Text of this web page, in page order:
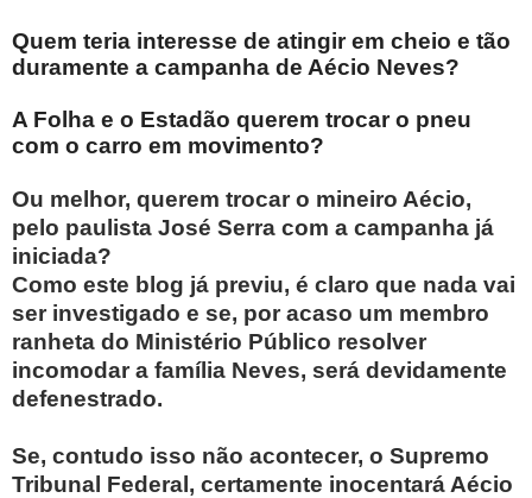
Quem teria interesse de atingir em cheio e tão
duramente a campanha de Aécio Neves?
A Folha e o Estadão querem trocar o pneu
com o carro em movimento?
Ou melhor, querem trocar o mineiro Aécio,
pelo paulista José Serra com a campanha já
iniciada?
Como este blog já previu, é claro que nada vai
ser investigado e se, por acaso um membro
ranheta do Ministério Público resolver
incomodar a família Neves, será devidamente
defenestrado.
Se, contudo isso não acontecer, o Supremo
Tribunal Federal, certamente inocentará Aécio